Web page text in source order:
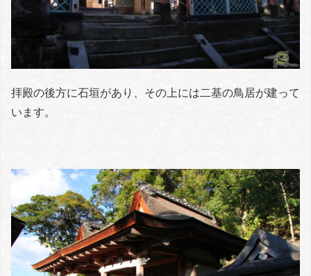
拝殿の後方に石垣があり、その上には二基の鳥居が建って
います。